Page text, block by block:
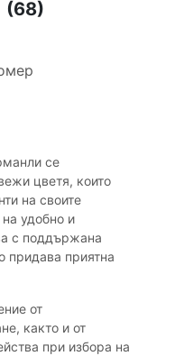
(68)
се
цветя, които
на своите
удобно и
с поддържана
придава приятна
от
както и от
при избора на